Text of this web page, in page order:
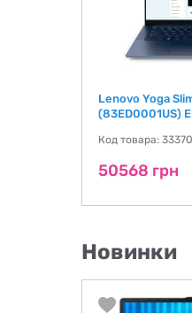
Lenovo Yoga
(83ED0001US)
Код товара:
50568 грн
Новинки